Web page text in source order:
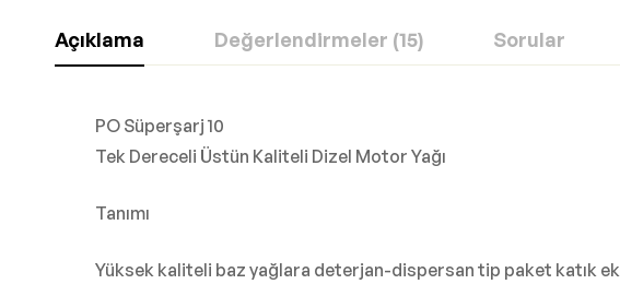
Açıklama Değerlendirmeler (15) Sorular
PO Süperşarj 10
Tek Dereceli Üstün Kaliteli Dizel Motor Yağı
Tanımı
Yüksek kaliteli baz yağlara deterjan-dispersan tip paket katık